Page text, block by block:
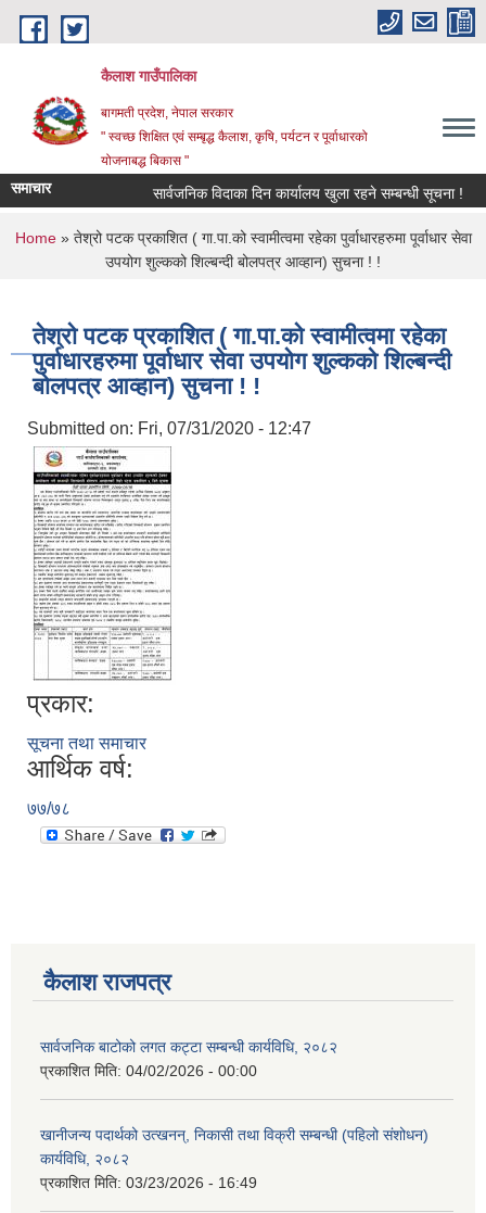
Skip to main content
कैलाश गाउँपालिका
बागमती प्रदेश, नेपाल सरकार
" स्वच्छ शिक्षित एवं सम्बृद्ध कैलाश, कृषि, पर्यटन र पूर्वाधारको
योजनाबद्ध बिकास "
समाचार सार्वजनिक विदाका दिन कार्यालय खुला रहने सम्बन्धी सूचना !
You are here
Home» तेश्रो पटक प्रकाशित ( गा.पा.को स्वामीत्वमा रहेका पुर्वाधारहरुमा पूर्वाधार सेवा
उपयोग शुल्कको शिल्बन्दी बोलपत्र आव्हान) सुचना ! !
तेश्रो पटक प्रकाशित ( गा.पा.को स्वामीत्वमा रहेका
पुर्वाधारहरुमा पूर्वाधार सेवा उपयोग शुल्कको शिल्बन्दी
बोलपत्र आव्हान) सुचना ! !
Submitted on: Fri, 07/31/2020 - 12:47
प्रकार:
सूचना तथा समाचार
आर्थिक वर्ष:
७७/७८
कैलाश राजपत्र
सार्वजनिक बाटोको लगत कट्टा सम्बन्धी कार्यविधि, २०८२
प्रकाशित मिति: 04/02/2026 - 00:00
खानीजन्य पदार्थको उत्खनन्, निकासी तथा विक्री सम्बन्धी (पहिलो संशोधन)
कार्यविधि, २०८२
प्रकाशित मिति: 03/23/2026 - 16:49